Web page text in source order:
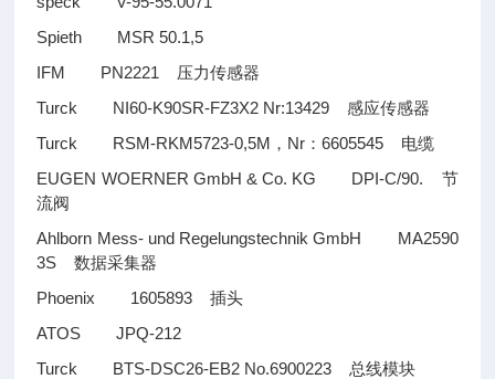
Spieth MSR 50.1,5
IFM PN2221 压力传感器
Turck NI60-K90SR-FZ3X2 Nr:13429感应传感器
Turck RSM-RKM5723-0,5M ， Nr ：6605545 电缆
EUGEN WOERNER GmbH & Co. KG DPI-C/90. 节
流阀
Ahlborn Mess- und Regelungstechnik GmbH MA2590
3S数据采集器
Phoenix 1605893插头
ATOS JPQ-212
Turck BTS-DSC26-EB2 No.6900223 总线模块